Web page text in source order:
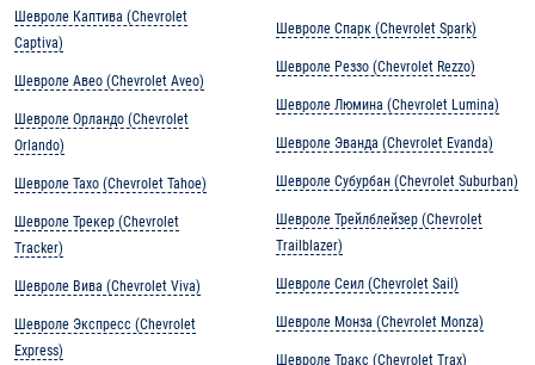
Шевроле Каптива (Chevrolet
Captiva)
Шевроле Авео (Chevrolet Aveo)
Шевроле Орландо (Chevrolet
Orlando)
Шевроле Тахо (Chevrolet Tahoe)
Шевроле Трекер (Chevrolet
Tracker)
Шевроле Вива (Chevrolet Viva)
Шевроле Экспресс (Chevrolet
Express)
Шевроле Спарк (Chevrolet Spark)
Шевроле Реззо (Chevrolet Rezzo)
Шевроле Люмина (Chevrolet Lumina)
Шевроле Эванда (Chevrolet Evanda)
Шевроле Субурбан (Chevrolet Suburban)
Шевроле Трейлблейзер (Chevrolet
Trailblazer)
Шевроле Сеил (Chevrolet Sail)
Шевроле Монза (Chevrolet Monza)
Шевроле Тракс (Chevrolet Trax)